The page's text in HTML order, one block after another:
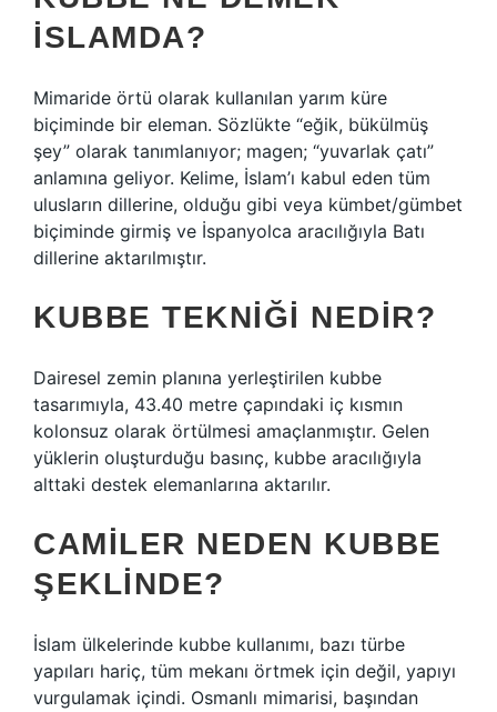
ISLAMDA?
Mimaride örtü olarak kullanılan yarım küre
biçiminde bir eleman. Sözlükte “eğik, bükülmüş
şey” olarak tanımlanıyor; magen; “yuvarlak çatı”
anlamına geliyor. Kelime, İslam’ı kabul eden tüm
ulusların dillerine, olduğu gibi veya kümbet/gümbet
biçiminde girmiş ve İspanyolca aracılığıyla Batı
dillerine aktarılmıştır.
KUBBE TEKNIĞI NEDIR?
Dairesel zemin planına yerleştirilen kubbe
tasarımıyla, 43.40 metre çapındaki iç kısmın
kolonsuz olarak örtülmesi amaçlanmıştır. Gelen
yüklerin oluşturduğu basınç, kubbe aracılığıyla
alttaki destek elemanlarına aktarılır.
CAMILER NEDEN KUBBE
ŞEKLINDE?
İslam ülkelerinde kubbe kullanımı, bazı türbe
yapıları hariç, tüm mekanı örtmek için değil, yapıyı
vurgulamak içindi. Osmanlı mimarisi, başından